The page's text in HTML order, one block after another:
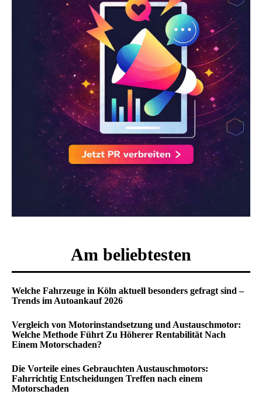
Am beliebtesten
Welche Fahrzeuge in Köln aktuell besonders gefragt sind –
Trends im Autoankauf 2026
Vergleich von Motorinstandsetzung und Austauschmotor:
Welche Methode Führt Zu Höherer Rentabilität Nach
Einem Motorschaden?
Die Vorteile eines Gebrauchten Austauschmotors:
Fahrrichtig Entscheidungen Treffen nach einem
Motorschaden